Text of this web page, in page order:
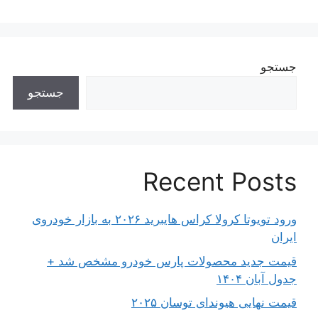
جستجو
جستجو
Recent Posts
ورود تویوتا کرولا کراس هایبرید ۲۰۲۶ به بازار خودروی
ایران
قیمت جدید محصولات پارس خودرو مشخص شد +
جدول آبان ۱۴۰۴
قیمت نهایی هیوندای توسان ۲۰۲۵